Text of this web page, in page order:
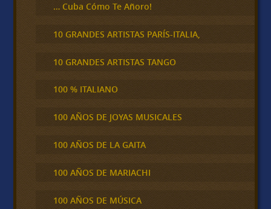
… Cuba Cómo Te Añoro!
10 GRANDES ARTISTAS PARÍS-ITALIA,
10 GRANDES ARTISTAS TANGO
100 % ITALIANO
100 AÑOS DE JOYAS MUSICALES
100 AÑOS DE LA GAITA
100 AÑOS DE MARIACHI
100 AÑOS DE MÚSICA